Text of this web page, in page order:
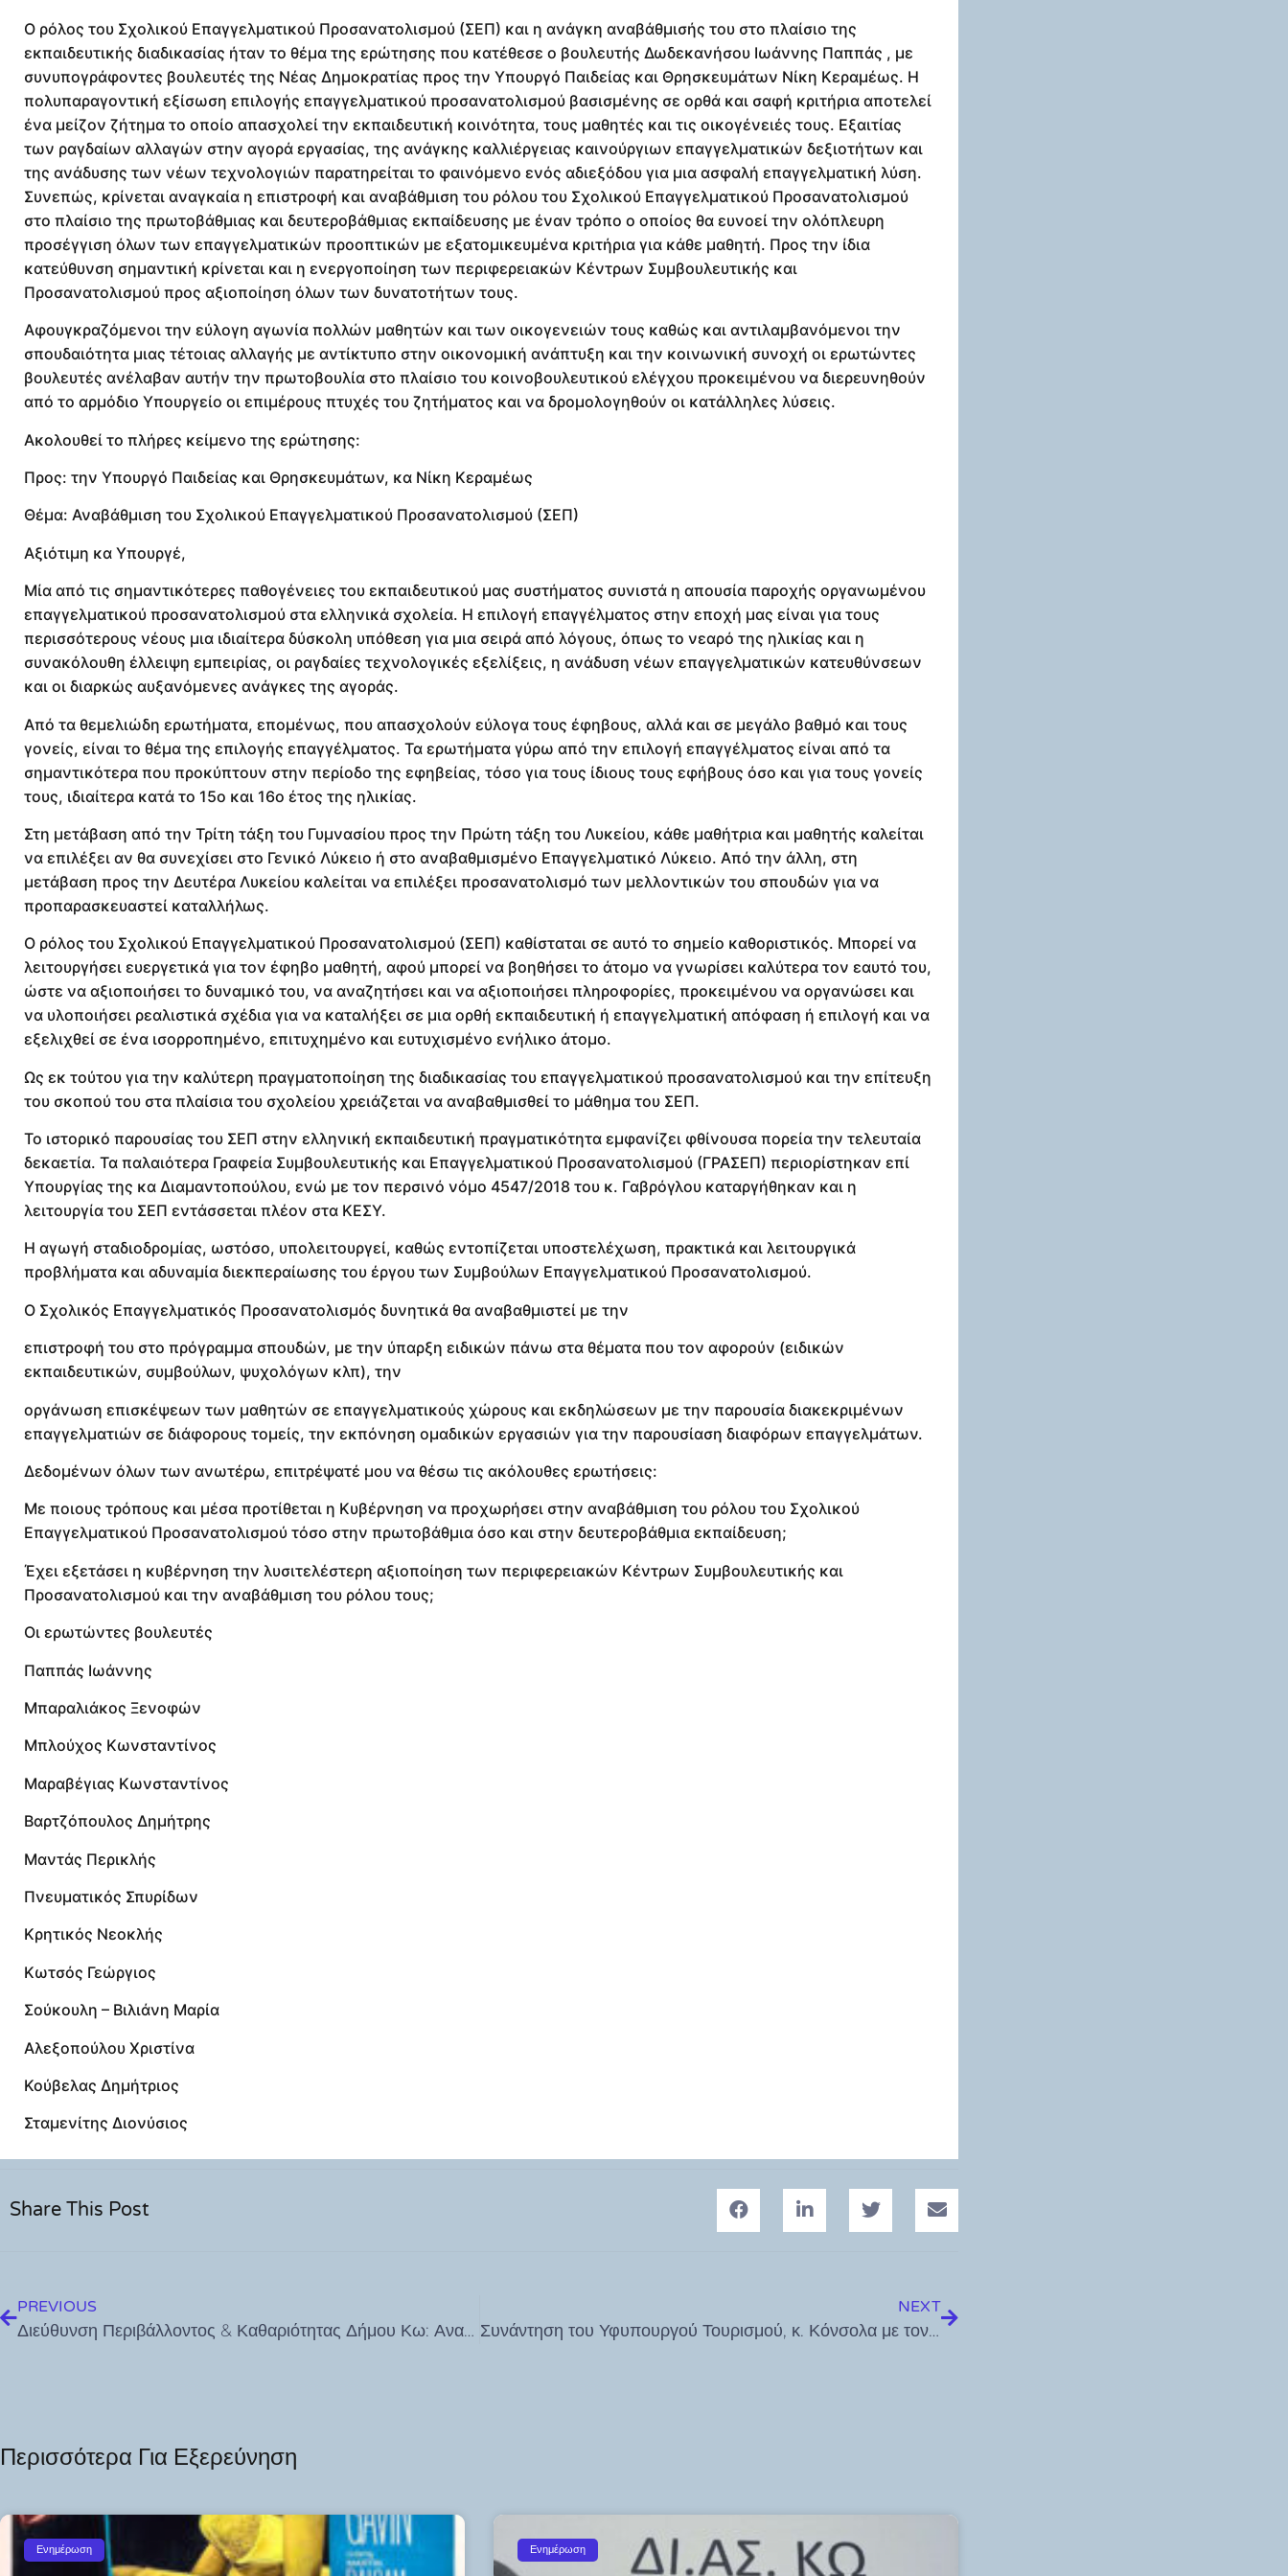
Ο ρόλος του Σχολικού Επαγγελματικού Προσανατολισμού (ΣΕΠ) και η ανάγκη αναβάθμισής του στο πλαίσιο της
εκπαιδευτικής διαδικασίας ήταν το θέμα της ερώτησης που κατέθεσε ο βουλευτής Δωδεκανήσου Ιωάννης Παππάς , με
συνυπογράφοντες βουλευτές της Νέας Δημοκρατίας προς την Υπουργό Παιδείας και Θρησκευμάτων Νίκη Κεραμέως. Η
πολυπαραγοντική εξίσωση επιλογής επαγγελματικού προσανατολισμού βασισμένης σε ορθά και σαφή κριτήρια αποτελεί
ένα μείζον ζήτημα το οποίο απασχολεί την εκπαιδευτική κοινότητα, τους μαθητές και τις οικογένειές τους. Εξαιτίας
των ραγδαίων αλλαγών στην αγορά εργασίας, της ανάγκης καλλιέργειας καινούργιων επαγγελματικών δεξιοτήτων και
της ανάδυσης των νέων τεχνολογιών παρατηρείται το φαινόμενο ενός αδιεξόδου για μια ασφαλή επαγγελματική λύση.
Συνεπώς, κρίνεται αναγκαία η επιστροφή και αναβάθμιση του ρόλου του Σχολικού Επαγγελματικού Προσανατολισμού
στο πλαίσιο της πρωτοβάθμιας και δευτεροβάθμιας εκπαίδευσης με έναν τρόπο ο οποίος θα ευνοεί την ολόπλευρη
προσέγγιση όλων των επαγγελματικών προοπτικών με εξατομικευμένα κριτήρια για κάθε μαθητή. Προς την ίδια
κατεύθυνση σημαντική κρίνεται και η ενεργοποίηση των περιφερειακών Κέντρων Συμβουλευτικής και
Προσανατολισμού προς αξιοποίηση όλων των δυνατοτήτων τους.
Αφουγκραζόμενοι την εύλογη αγωνία πολλών μαθητών και των οικογενειών τους καθώς και αντιλαμβανόμενοι την
σπουδαιότητα μιας τέτοιας αλλαγής με αντίκτυπο στην οικονομική ανάπτυξη και την κοινωνική συνοχή οι ερωτώντες
βουλευτές ανέλαβαν αυτήν την πρωτοβουλία στο πλαίσιο του κοινοβουλευτικού ελέγχου προκειμένου να διερευνηθούν
από το αρμόδιο Υπουργείο οι επιμέρους πτυχές του ζητήματος και να δρομολογηθούν οι κατάλληλες λύσεις.
Ακολουθεί το πλήρες κείμενο της ερώτησης:
Προς: την Υπουργό Παιδείας και Θρησκευμάτων, κα Νίκη Κεραμέως
Θέμα: Αναβάθμιση του Σχολικού Επαγγελματικού Προσανατολισμού (ΣΕΠ)
Αξιότιμη κα Υπουργέ,
Μία από τις σημαντικότερες παθογένειες του εκπαιδευτικού μας συστήματος συνιστά η απουσία παροχής οργανωμένου
επαγγελματικού προσανατολισμού στα ελληνικά σχολεία. Η επιλογή επαγγέλματος στην εποχή μας είναι για τους
περισσότερους νέους μια ιδιαίτερα δύσκολη υπόθεση για μια σειρά από λόγους, όπως το νεαρό της ηλικίας και η
συνακόλουθη έλλειψη εμπειρίας, οι ραγδαίες τεχνολογικές εξελίξεις, η ανάδυση νέων επαγγελματικών κατευθύνσεων
και οι διαρκώς αυξανόμενες ανάγκες της αγοράς.
Από τα θεμελιώδη ερωτήματα, επομένως, που απασχολούν εύλογα τους έφηβους, αλλά και σε μεγάλο βαθμό και τους
γονείς, είναι το θέμα της επιλογής επαγγέλματος. Τα ερωτήματα γύρω από την επιλογή επαγγέλματος είναι από τα
σημαντικότερα που προκύπτουν στην περίοδο της εφηβείας, τόσο για τους ίδιους τους εφήβους όσο και για τους γονείς
τους, ιδιαίτερα κατά το 15ο και 16ο έτος της ηλικίας.
Στη μετάβαση από την Τρίτη τάξη του Γυμνασίου προς την Πρώτη τάξη του Λυκείου, κάθε μαθήτρια και μαθητής καλείται
να επιλέξει αν θα συνεχίσει στο Γενικό Λύκειο ή στο αναβαθμισμένο Επαγγελματικό Λύκειο. Από την άλλη, στη
μετάβαση προς την Δευτέρα Λυκείου καλείται να επιλέξει προσανατολισμό των μελλοντικών του σπουδών για να
προπαρασκευαστεί καταλλήλως.
Ο ρόλος του Σχολικού Επαγγελματικού Προσανατολισμού (ΣΕΠ) καθίσταται σε αυτό το σημείο καθοριστικός. Μπορεί να
λειτουργήσει ευεργετικά για τον έφηβο μαθητή, αφού μπορεί να βοηθήσει το άτομο να γνωρίσει καλύτερα τον εαυτό του,
ώστε να αξιοποιήσει το δυναμικό του, να αναζητήσει και να αξιοποιήσει πληροφορίες, προκειμένου να οργανώσει και
να υλοποιήσει ρεαλιστικά σχέδια για να καταλήξει σε μια ορθή εκπαιδευτική ή επαγγελματική απόφαση ή επιλογή και να
εξελιχθεί σε ένα ισορροπημένο, επιτυχημένο και ευτυχισμένο ενήλικο άτομο.
Ως εκ τούτου για την καλύτερη πραγματοποίηση της διαδικασίας του επαγγελματικού προσανατολισμού και την επίτευξη
του σκοπού του στα πλαίσια του σχολείου χρειάζεται να αναβαθμισθεί το μάθημα του ΣΕΠ.
Το ιστορικό παρουσίας του ΣΕΠ στην ελληνική εκπαιδευτική πραγματικότητα εμφανίζει φθίνουσα πορεία την τελευταία
δεκαετία. Τα παλαιότερα Γραφεία Συμβουλευτικής και Επαγγελματικού Προσανατολισμού (ΓΡΑΣΕΠ) περιορίστηκαν επί
Υπουργίας της κα Διαμαντοπούλου, ενώ με τον περσινό νόμο 4547/2018 του κ. Γαβρόγλου καταργήθηκαν και η
λειτουργία του ΣΕΠ εντάσσεται πλέον στα ΚΕΣΥ.
Η αγωγή σταδιοδρομίας, ωστόσο, υπολειτουργεί, καθώς εντοπίζεται υποστελέχωση, πρακτικά και λειτουργικά
προβλήματα και αδυναμία διεκπεραίωσης του έργου των Συμβούλων Επαγγελματικού Προσανατολισμού.
Ο Σχολικός Επαγγελματικός Προσανατολισμός δυνητικά θα αναβαθμιστεί με την
επιστροφή του στο πρόγραμμα σπουδών, με την ύπαρξη ειδικών πάνω στα θέματα που τον αφορούν (ειδικών
εκπαιδευτικών, συμβούλων, ψυχολόγων κλπ), την
οργάνωση επισκέψεων των μαθητών σε επαγγελματικούς χώρους και εκδηλώσεων με την παρουσία διακεκριμένων
επαγγελματιών σε διάφορους τομείς, την εκπόνηση ομαδικών εργασιών για την παρουσίαση διαφόρων επαγγελμάτων.
Δεδομένων όλων των ανωτέρω, επιτρέψατέ μου να θέσω τις ακόλουθες ερωτήσεις:
Με ποιους τρόπους και μέσα προτίθεται η Κυβέρνηση να προχωρήσει στην αναβάθμιση του ρόλου του Σχολικού
Επαγγελματικού Προσανατολισμού τόσο στην πρωτοβάθμια όσο και στην δευτεροβάθμια εκπαίδευση;
Έχει εξετάσει η κυβέρνηση την λυσιτελέστερη αξιοποίηση των περιφερειακών Κέντρων Συμβουλευτικής και
Προσανατολισμού και την αναβάθμιση του ρόλου τους;
Οι ερωτώντες βουλευτές
Παππάς Ιωάννης
Μπαραλιάκος Ξενοφών
Μπλούχος Κωνσταντίνος
Μαραβέγιας Κωνσταντίνος
Βαρτζόπουλος Δημήτρης
Μαντάς Περικλής
Πνευματικός Σπυρίδων
Κρητικός Νεοκλής
Κωτσός Γεώργιος
Σούκουλη – Βιλιάνη Μαρία
Αλεξοπούλου Χριστίνα
Κούβελας Δημήτριος
Σταμενίτης Διονύσιος
Share This Post
PREVIOUS
Διεύθυνση Περιβάλλοντος & Καθαριότητας Δήμου Κω: Αναπηρικό αμαξίδιο για το ειδικό σχολείο Κω από την συγκέντρωση 4,5 τόνων καπακιών
NEXT
Συνάντηση του Υφυπουργού Τουρισμού, κ. Κόνσολα με τον Υφυπουργό Εξωτερικών, κ. Βλάση
Περισσότερα Για Εξερεύνηση
Ενημέρωση Ενημέρωση